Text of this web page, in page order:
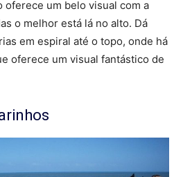
oferece um belo visual com a
o melhor está lá no alto. Dá
em espiral até o topo, onde há
oferece um visual fantástico de